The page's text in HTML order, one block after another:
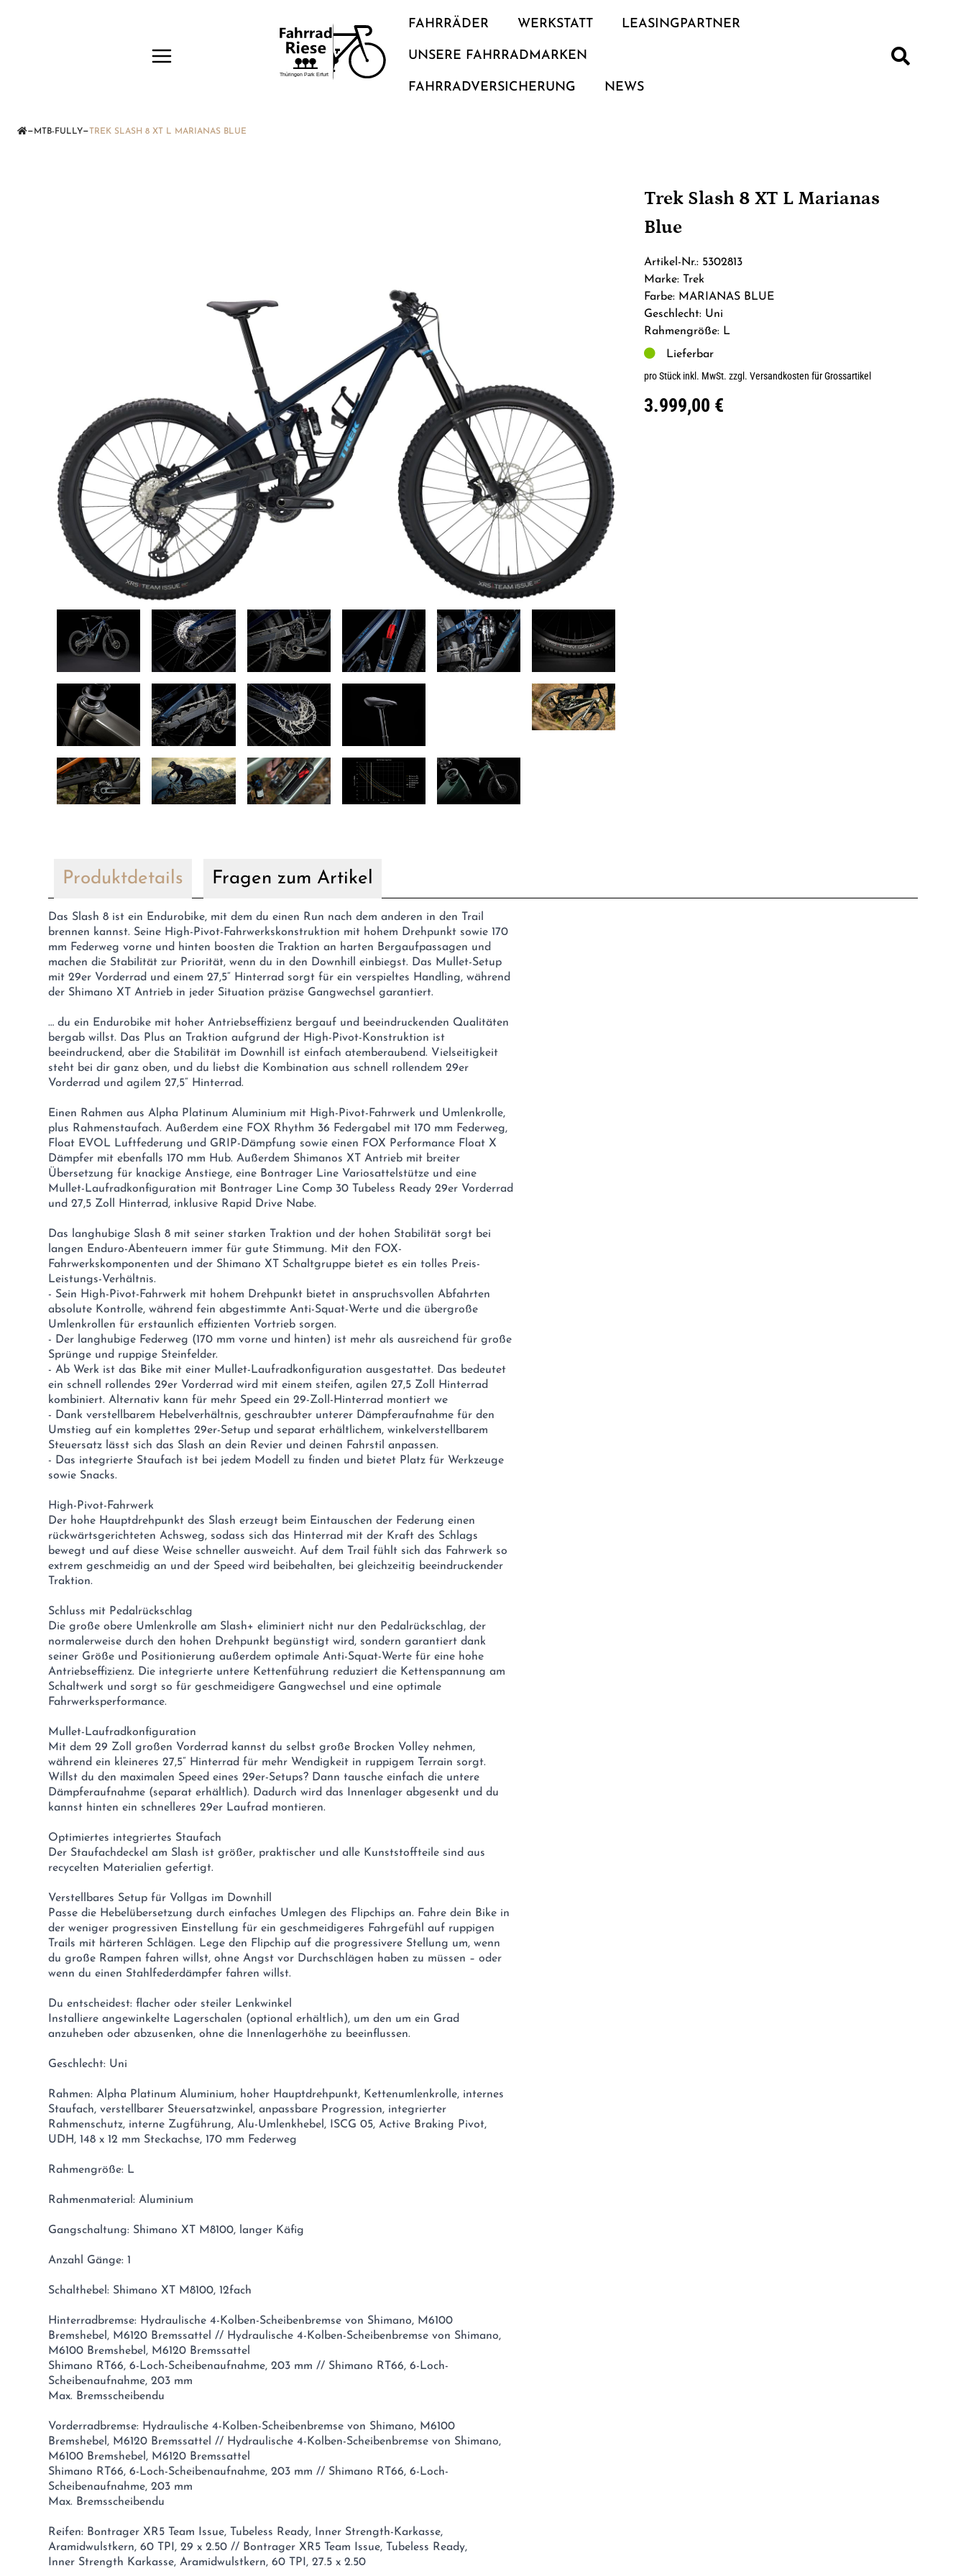
FAHRRÄDER WERKSTATT LEASINGPARTNER
UNSERE FAHRRADMARKEN
FAHRRADVERSICHERUNG NEWS
— MTB-FULLY—TREK SLASH 8 XT L MARIANAS BLUE
Trek Slash 8 XT L Marianas
Blue
Artikel-Nr.: 5302813
Marke: Trek
Farbe: MARIANAS BLUE
Geschlecht: Uni
Rahmengröße: L
Lieferbar
pro Stück inkl. MwSt.zzgl. Versandkosten für Grossartikel
3.999,00 €
Produktdetails Fragen zum Artikel
Das Slash 8 ist ein Endurobike, mit dem du einen Run nach dem anderen in den Trail
brennen kannst. Seine High-Pivot-Fahrwerkskonstruktion mit hohem Drehpunkt sowie 170
mm Federweg vorne und hinten boosten die Traktion an harten Bergaufpassagen und
machen die Stabilität zur Priorität, wenn du in den Downhill einbiegst. Das Mullet-Setup
mit 29er Vorderrad und einem 27,5“ Hinterrad sorgt für ein verspieltes Handling, während
der Shimano XT Antrieb in jeder Situation präzise Gangwechsel garantiert.
… du ein Endurobike mit hoher Antriebseffizienz bergauf und beeindruckenden Qualitäten
bergab willst. Das Plus an Traktion aufgrund der High-Pivot-Konstruktion ist
beeindruckend, aber die Stabilität im Downhill ist einfach atemberaubend. Vielseitigkeit
steht bei dir ganz oben, und du liebst die Kombination aus schnell rollendem 29er
Vorderrad und agilem 27,5“ Hinterrad.
Einen Rahmen aus Alpha Platinum Aluminium mit High-Pivot-Fahrwerk und Umlenkrolle,
plus Rahmenstaufach. Außerdem eine FOX Rhythm 36 Federgabel mit 170 mm Federweg,
Float EVOL Luftfederung und GRIP-Dämpfung sowie einen FOX Performance Float X
Dämpfer mit ebenfalls 170 mm Hub. Außerdem Shimanos XT Antrieb mit breiter
Übersetzung für knackige Anstiege, eine Bontrager Line Variosattelstütze und eine
Mullet-Laufradkonfiguration mit Bontrager Line Comp 30 Tubeless Ready 29er Vorderrad
und 27,5 Zoll Hinterrad, inklusive Rapid Drive Nabe.
Das langhubige Slash 8 mit seiner starken Traktion und der hohen Stabilität sorgt bei
langen Enduro-Abenteuern immer für gute Stimmung. Mit den FOX-
Fahrwerkskomponenten und der Shimano XT Schaltgruppe bietet es ein tolles Preis-
Leistungs-Verhältnis.
- Sein High-Pivot-Fahrwerk mit hohem Drehpunkt bietet in anspruchsvollen Abfahrten
absolute Kontrolle, während fein abgestimmte Anti-Squat-Werte und die übergroße
Umlenkrollen für erstaunlich effizienten Vortrieb sorgen.
- Der langhubige Federweg (170 mm vorne und hinten) ist mehr als ausreichend für große
Sprünge und ruppige Steinfelder.
- Ab Werk ist das Bike mit einer Mullet-Laufradkonfiguration ausgestattet. Das bedeutet
ein schnell rollendes 29er Vorderrad wird mit einem steifen, agilen 27,5 Zoll Hinterrad
kombiniert. Alternativ kann für mehr Speed ein 29-Zoll-Hinterrad montiert we
- Dank verstellbarem Hebelverhältnis, geschraubter unterer Dämpferaufnahme für den
Umstieg auf ein komplettes 29er-Setup und separat erhältlichem, winkelverstellbarem
Steuersatz lässt sich das Slash an dein Revier und deinen Fahrstil anpassen.
- Das integrierte Staufach ist bei jedem Modell zu finden und bietet Platz für Werkzeuge
sowie Snacks.
High-Pivot-Fahrwerk
Der hohe Hauptdrehpunkt des Slash erzeugt beim Eintauschen der Federung einen
rückwärtsgerichteten Achsweg, sodass sich das Hinterrad mit der Kraft des Schlags
bewegt und auf diese Weise schneller ausweicht. Auf dem Trail fühlt sich das Fahrwerk so
extrem geschmeidig an und der Speed wird beibehalten, bei gleichzeitig beeindruckender
Traktion.
Schluss mit Pedalrückschlag
Die große obere Umlenkrolle am Slash+ eliminiert nicht nur den Pedalrückschlag, der
normalerweise durch den hohen Drehpunkt begünstigt wird, sondern garantiert dank
seiner Größe und Positionierung außerdem optimale Anti-Squat-Werte für eine hohe
Antriebseffizienz. Die integrierte untere Kettenführung reduziert die Kettenspannung am
Schaltwerk und sorgt so für geschmeidigere Gangwechsel und eine optimale
Fahrwerksperformance.
Mullet-Laufradkonfiguration
Mit dem 29 Zoll großen Vorderrad kannst du selbst große Brocken Volley nehmen,
während ein kleineres 27,5“ Hinterrad für mehr Wendigkeit in ruppigem Terrain sorgt.
Willst du den maximalen Speed eines 29er-Setups? Dann tausche einfach die untere
Dämpferaufnahme (separat erhältlich). Dadurch wird das Innenlager abgesenkt und du
kannst hinten ein schnelleres 29er Laufrad montieren.
Optimiertes integriertes Staufach
Der Staufachdeckel am Slash ist größer, praktischer und alle Kunststoffteile sind aus
recycelten Materialien gefertigt.
Verstellbares Setup für Vollgas im Downhill
Passe die Hebelübersetzung durch einfaches Umlegen des Flipchips an. Fahre dein Bike in
der weniger progressiven Einstellung für ein geschmeidigeres Fahrgefühl auf ruppigen
Trails mit härteren Schlägen. Lege den Flipchip auf die progressivere Stellung um, wenn
du große Rampen fahren willst, ohne Angst vor Durchschlägen haben zu müssen – oder
wenn du einen Stahlfederdämpfer fahren willst.
Du entscheidest: flacher oder steiler Lenkwinkel
Installiere angewinkelte Lagerschalen (optional erhältlich), um den um ein Grad
anzuheben oder abzusenken, ohne die Innenlagerhöhe zu beeinflussen.
Geschlecht: Uni
Rahmen: Alpha Platinum Aluminium, hoher Hauptdrehpunkt, Kettenumlenkrolle, internes
Staufach, verstellbarer Steuersatzwinkel, anpassbare Progression, integrierter
Rahmenschutz, interne Zugführung, Alu-Umlenkhebel, ISCG 05, Active Braking Pivot,
UDH, 148 x 12 mm Steckachse, 170 mm Federweg
Rahmengröße: L
Rahmenmaterial: Aluminium
Gangschaltung: Shimano XT M8100, langer Käfig
Anzahl Gänge: 1
Schalthebel: Shimano XT M8100, 12fach
Hinterradbremse: Hydraulische 4-Kolben-Scheibenbremse von Shimano, M6100
Bremshebel, M6120 Bremssattel // Hydraulische 4-Kolben-Scheibenbremse von Shimano,
M6100 Bremshebel, M6120 Bremssattel
Shimano RT66, 6-Loch-Scheibenaufnahme, 203 mm // Shimano RT66, 6-Loch-
Scheibenaufnahme, 203 mm
Max. Bremsscheibendu
Vorderradbremse: Hydraulische 4-Kolben-Scheibenbremse von Shimano, M6100
Bremshebel, M6120 Bremssattel // Hydraulische 4-Kolben-Scheibenbremse von Shimano,
M6100 Bremshebel, M6120 Bremssattel
Shimano RT66, 6-Loch-Scheibenaufnahme, 203 mm // Shimano RT66, 6-Loch-
Scheibenaufnahme, 203 mm
Max. Bremsscheibendu
Reifen: Bontrager XR5 Team Issue, Tubeless Ready, Inner Strength-Karkasse,
Aramidwulstkern, 60 TPI, 29 x 2.50 // Bontrager XR5 Team Issue, Tubeless Ready,
Inner Strength Karkasse, Aramidwulstkern, 60 TPI, 27.5 x 2.50